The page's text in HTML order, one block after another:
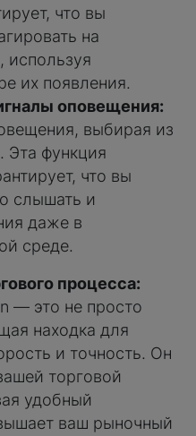
что вы
на
используя
их появления.
оповещения:
выбирая из
Эта функция
что вы
слышать и
даже в
среде.
процесса:
— это не просто
находка для
и точность. Он
торговой
удобный
ваш рыночный